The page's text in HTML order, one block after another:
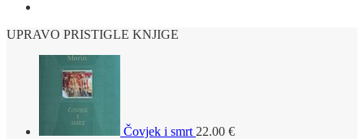
UPRAVO PRISTIGLE KNJIGE
Čovjek i smrt 22.00 €